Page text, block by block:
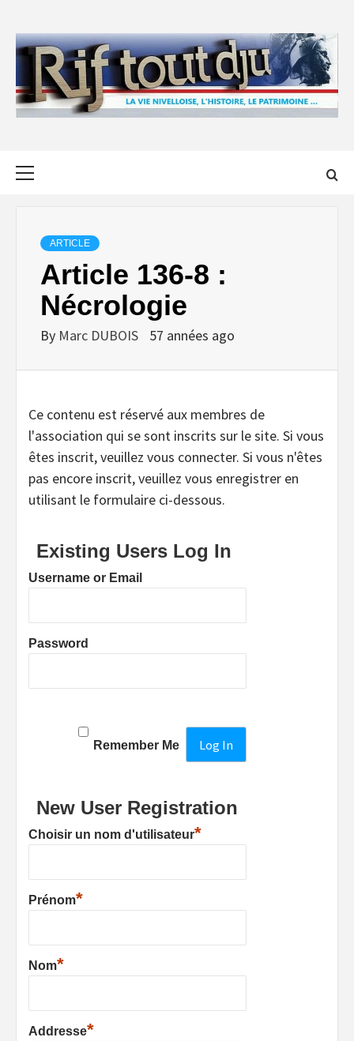
content
ARTICLE
Article 136-8 :
Nécrologie
By Marc DUBOIS 57 années ago
Ce contenu est réservé aux membres de
l'association qui se sont inscrits sur le site. Si vous
êtes inscrit, veuillez vous connecter. Si vous n'êtes
pas encore inscrit, veuillez vous enregistrer en
utilisant le formulaire ci-dessous.
Existing Users Log In
Username or Email
Password
Remember Me
New User Registration
Choisir un nom d'utilisateur*
Prénom*
Nom*
Addresse*